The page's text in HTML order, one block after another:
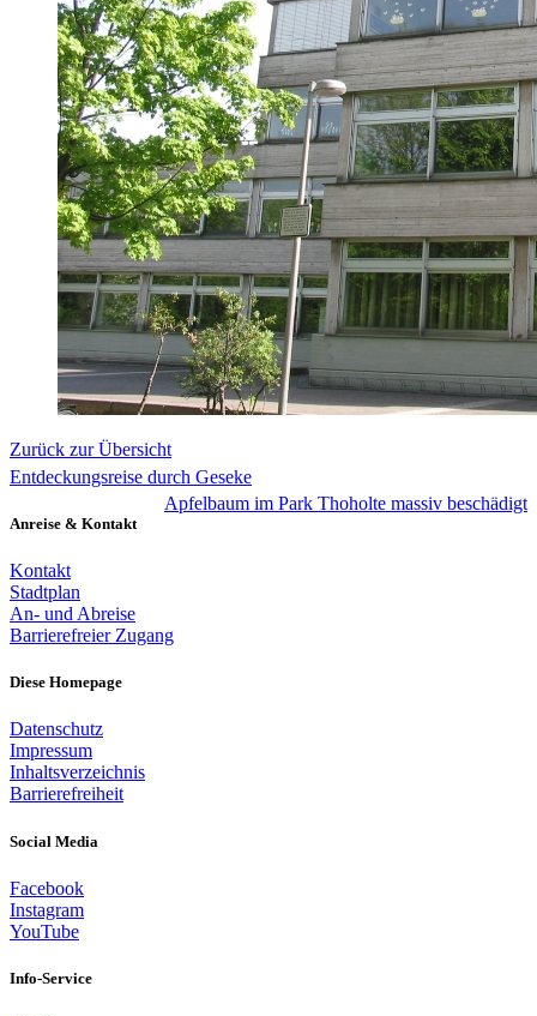
Zurück zur Übersicht
Entdeckungsreise durch Geseke
Apfelbaum im Park Thoholte massiv beschädigt
Anreise & Kontakt
Kontakt
Stadtplan
An- und Abreise
Barrierefreier Zugang
Diese Homepage
Datenschutz
Impressum
Inhaltsverzeichnis
Barrierefreiheit
Social Media
Facebook
Instagram
YouTube
Info-Service